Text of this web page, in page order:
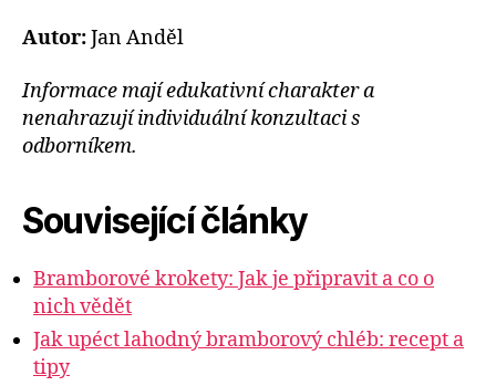
Autor:Jan Anděl
Informace mají edukativní charakter a
nenahrazují individuální konzultaci s
odborníkem.
Související články
Bramborové krokety: Jak je připravit a co o
nich vědět
Jak upéct lahodný bramborový chléb: recept a
tipy